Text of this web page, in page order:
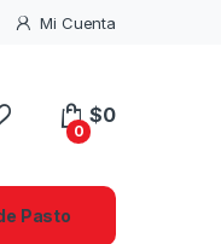
Mi Cuenta
0
$0
Pasto